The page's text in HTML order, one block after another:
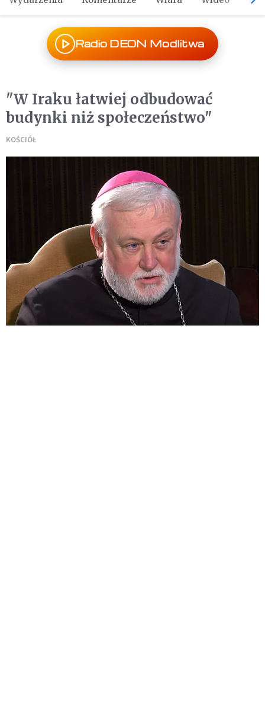
Radio DEON Modlitwa
"W Iraku łatwiej odbudować
budynki niż społeczeństwo"
KOŚCIÓŁ